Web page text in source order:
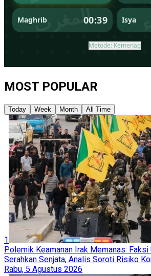
MOST POPULAR
Today Week Month All Time
1
Polemik Keamanan Irak Memanas: Faksi
Serahkan Senjata, Analis Soroti Risiko
Rabu, 5 Agustus 2026